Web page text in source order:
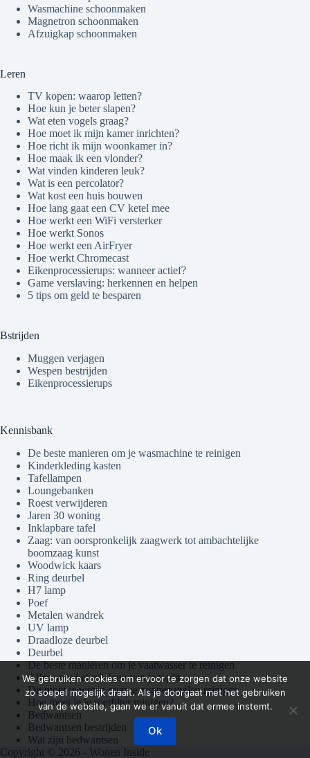
Wasmachine schoonmaken
Magnetron schoonmaken
Afzuigkap schoonmaken
Leren
TV kopen: waarop letten?
Hoe kun je beter slapen?
Wat eten vogels graag?
Hoe moet ik mijn kamer inrichten?
Hoe richt ik mijn woonkamer in?
Hoe maak ik een vlonder?
Wat vinden kinderen leuk?
Wat is een percolator?
Wat kost een huis bouwen
Hoe lang gaat een CV ketel mee
Hoe werkt een WiFi versterker
Hoe werkt Sonos
Hoe werkt een AirFryer
Hoe werkt Chromecast
Eikenprocessierups: wanneer actief?
Game verslaving: herkennen en helpen
5 tips om geld te besparen
Bstrijden
Muggen verjagen
Wespen bestrijden
Eikenprocessierups
Kennisbank
De beste manieren om je wasmachine te reinigen
Kinderkleding kasten
Tafellampen
Loungebanken
Roest verwijderen
Jaren 30 woning
Inklapbare tafel
Zaag: van oorspronkelijk zaagwerk tot ambachtelijke
boomzaag kunst
Woodwick kaars
Ring deurbel
H7 lamp
Poef
Metalen wandrek
UV lamp
Draadloze deurbel
Deurbel
De beste manieren om je vaatwasser te reinigen
Alles over het reinigen van je tapijt
Dit moet je weten over je zonnepanelen reinigen
Hoe moet je je roetfilter reinigen?
Bedwantsen
Bedwantsen bestrijden
Wat zijn bedwantsen
Copyright © 2026 - Wonen Inside
We gebruiken cookies om ervoor te zorgen dat onze website
zo soepel mogelijk draait. Als je doorgaat met het gebruiken
van de website, gaan we er vanuit dat ermee instemt.
Ok